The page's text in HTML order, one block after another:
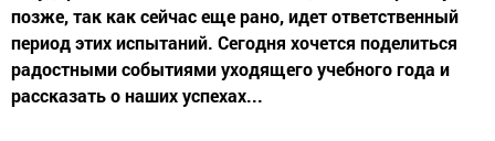
позже, так как сейчас еще рано, идет ответственный
период этих испытаний. Сегодня хочется поделиться
радостными событиями уходящего учебного года и
рассказать о наших успехах...